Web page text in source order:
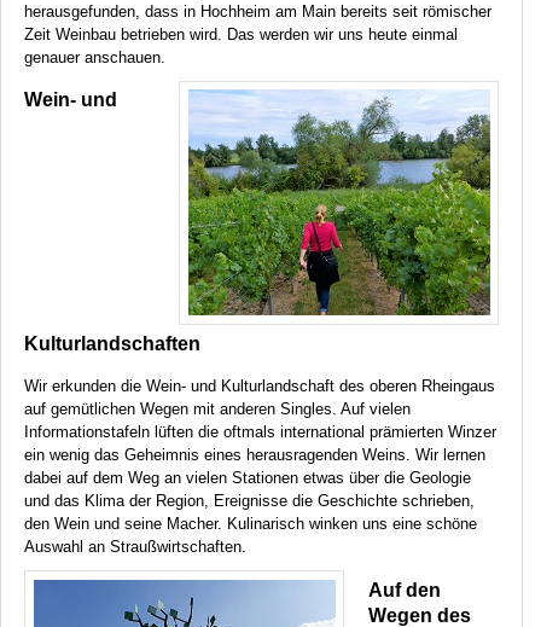
herausgefunden, dass in Hochheim am Main bereits seit römischer
Zeit Weinbau betrieben wird. Das werden wir uns heute einmal
genauer anschauen.
Wein- und
Kulturlandschaften
Wir erkunden die Wein- und Kulturlandschaft des oberen Rheingaus
auf gemütlichen Wegen mit anderen Singles. Auf vielen
Informationstafeln lüften die oftmals international prämierten Winzer
ein wenig das Geheimnis eines herausragenden Weins. Wir lernen
dabei auf dem Weg an vielen Stationen etwas über die Geologie
und das Klima der Region, Ereignisse die Geschichte schrieben,
den Wein und seine Macher. Kulinarisch winken uns eine schöne
Auswahl an Straußwirtschaften.
Auf den
Wegen des